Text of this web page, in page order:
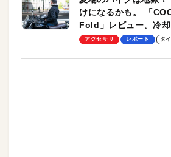
けになるかも。 「
Fold」レビュー。冷
却プレート、シンプル
アクセサリ レポート タ